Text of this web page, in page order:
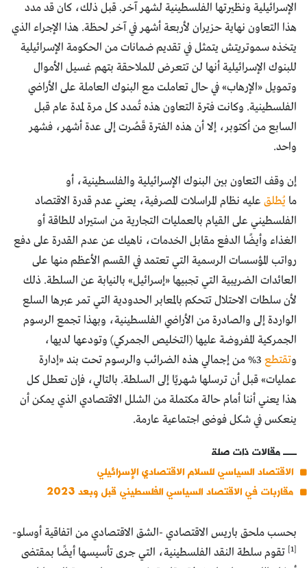
الإسرائيلية ونظيرتها الفلسطينية لشهر آخر. قبل ذلك، كان قد مدد
هذا التعاون نهاية حزيران لأربعة أشهر في آخر لحظة. هذا الإجراء الذي
يتخذه سموتريتش يتمثل في تقديم ضمانات من الحكومة الإسرائيلية
للبنوك الإسرائيلية أنها لن تتعرض للملاحقة بتهم غسيل الأموال
وتمويل «الإرهاب» في حال تعاملت مع البنوك العاملة على الأراضي
الفلسطينية. وكانت فترة التعاون هذه تُمدد كل مرة لمدة عام قبل
السابع من أكتوبر، إلا أن هذه الفترة قَصُرت إلى عدة أشهر، فشهر
واحد.
إن وقف التعاون بين البنوك الإسرائيلية والفلسطينية، أو
ما يُطلق عليه نظام المراسلات المصرفية، يعني عدم قدرة الاقتصاد
الفلسطيني على القيام بالعمليات التجارية من استيراد للطاقة أو
الغذاء وأيضًا الدفع مقابل الخدمات، ناهيك عن عدم القدرة على دفع
رواتب المؤسسات الرسمية التي تعتمد في القسم الأعظم منها على
العائدات الضريبية التي تجبيها «إسرائيل» بالنيابة عن السلطة. ذلك
لأن سلطات الاحتلال تتحكم بالمعابر الحدودية التي تمر عبرها السلع
الواردة إلى والصادرة من الأراضي الفلسطينية، وبهذا تجمع الرسوم
الجمركية المفروضة عليها (التخليص الجمركي) وتودعها لديها،
وتقتطع 3% من إجمالي هذه الضرائب والرسوم تحت بند «إدارة
عمليات» قبل أن ترسلها شهريًا إلى السلطة. بالتالي، فإن تعطل كل
هذا يعني أننا أمام حالة مكتملة من الشلل الاقتصادي الذي يمكن أن
ينعكس في شكل فوضى اجتماعية عارمة.
مقالات ذات صلة
الاقتصاد السياسي للسلام الاقتصادي الإسرائيلي
مقاربات في الاقتصاد السياسي الفلسطيني قبل وبعد 2023
بحسب ملحق باريس الاقتصادي -الشق الاقتصادي من اتفاقية أوسلو-
[1]
تقوم سلطة النقد الفلسطينية، التي جرى تأسيسها أيضًا بمقتضى